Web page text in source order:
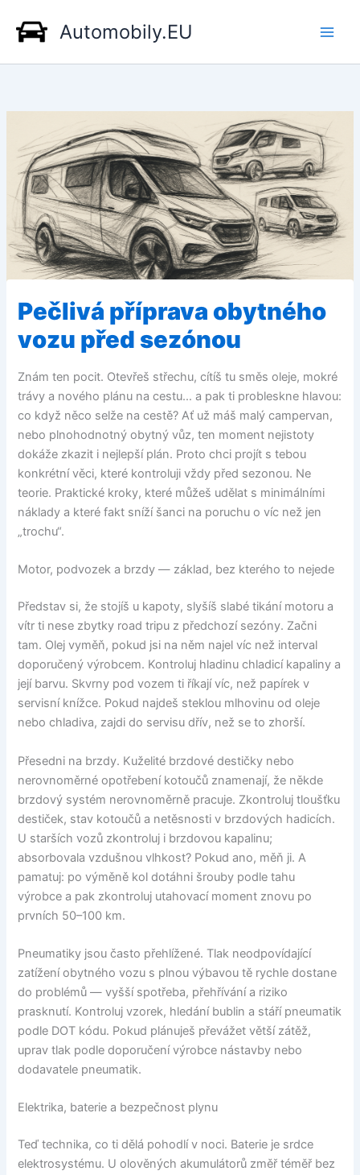
obsah
Automobily.EU
Pečlivá příprava obytného
vozu před sezónou
Znám ten pocit. Otevřeš střechu, cítíš tu směs oleje, mokré
trávy a nového plánu na cestu… a pak ti probleskne hlavou:
co když něco selže na cestě? Ať už máš malý campervan,
nebo plnohodnotný obytný vůz, ten moment nejistoty
dokáže zkazit i nejlepší plán. Proto chci projít s tebou
konkrétní věci, které kontroluji vždy před sezonou. Ne
teorie. Praktické kroky, které můžeš udělat s minimálními
náklady a které fakt sníží šanci na poruchu o víc než jen
„trochu“.
Motor, podvozek a brzdy — základ, bez kterého to nejede
Představ si, že stojíš u kapoty, slyšíš slabé tikání motoru a
vítr ti nese zbytky road tripu z předchozí sezóny. Začni
tam. Olej vyměň, pokud jsi na něm najel víc než interval
doporučený výrobcem. Kontroluj hladinu chladicí kapaliny a
její barvu. Skvrny pod vozem ti říkají víc, než papírek v
servisní knížce. Pokud najdeš steklou mlhovinu od oleje
nebo chladiva, zajdi do servisu dřív, než se to zhorší.
Přesedni na brzdy. Kuželité brzdové destičky nebo
nerovnoměrné opotřebení kotoučů znamenají, že někde
brzdový systém nerovnoměrně pracuje. Zkontroluj tloušťku
destiček, stav kotoučů a netěsnosti v brzdových hadicích.
U starších vozů zkontroluj i brzdovou kapalinu;
absorbovala vzdušnou vlhkost? Pokud ano, měň ji. A
pamatuj: po výměně kol dotáhni šrouby podle tahu
výrobce a pak zkontroluj utahovací moment znovu po
prvních 50–100 km.
Pneumatiky jsou často přehlížené. Tlak neodpovídající
zatížení obytného vozu s plnou výbavou tě rychle dostane
do problémů — vyšší spotřeba, přehřívání a riziko
prasknutí. Kontroluj vzorek, hledání bublin a stáří pneumatik
podle DOT kódu. Pokud plánuješ převážet větší zátěž,
uprav tlak podle doporučení výrobce nástavby nebo
dodavatele pneumatik.
Elektrika, baterie a bezpečnost plynu
Teď technika, co ti dělá pohodlí v noci. Baterie je srdce
elektrosystému. U olověných akumulátorů změř téměř bez